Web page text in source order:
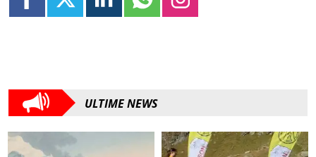
ULTIME NEWS